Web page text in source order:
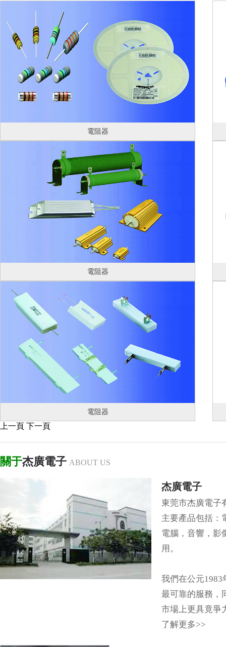
電阻器
電阻器
電阻器
上一頁 下一頁
關于杰廣電子 ABOUT US
杰廣電子
東莞市杰廣電子
主要產品包括：
電腦，音響，影
用。
我們在公元
最可靠的服務，
市場上更具竟爭
了解更多>>